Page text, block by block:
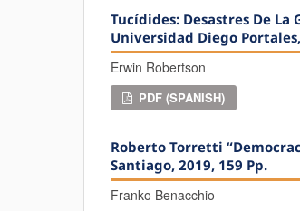
Tucídides: Desastres De
Universidad Diego
Erwin Robertson
PDF (SPANISH)
Roberto Torretti
Santiago, 2019, 159 Pp.
Franko Benacchio